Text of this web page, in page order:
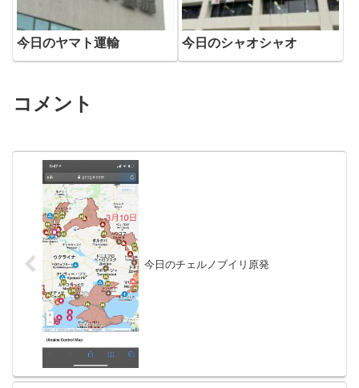
今日のヤマト運輸 今日のシャオシャオ
コメント
今日のチェルノブイリ原発